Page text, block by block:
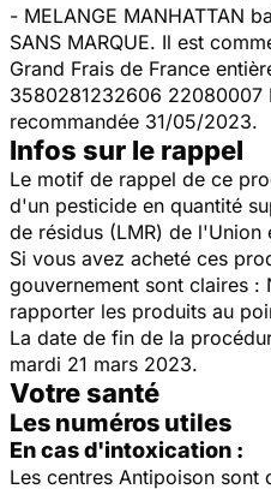
- MELANGE MANHATTAN
SANS MARQUE. Il est
Grand Frais de France
3580281232606 22080007
recommandée 31/05/2023.
Infos sur le rappel
Le motif de rappel de ce
d'un pesticide en quantité
de résidus (LMR) de l'Union
Si vous avez acheté ces
gouvernement sont claires :
rapporter les produits au
La date de fin de la
mardi 21 mars 2023.
Votre santé
Les numéros utiles
En cas d'intoxication :
Les centres Antipoison sont